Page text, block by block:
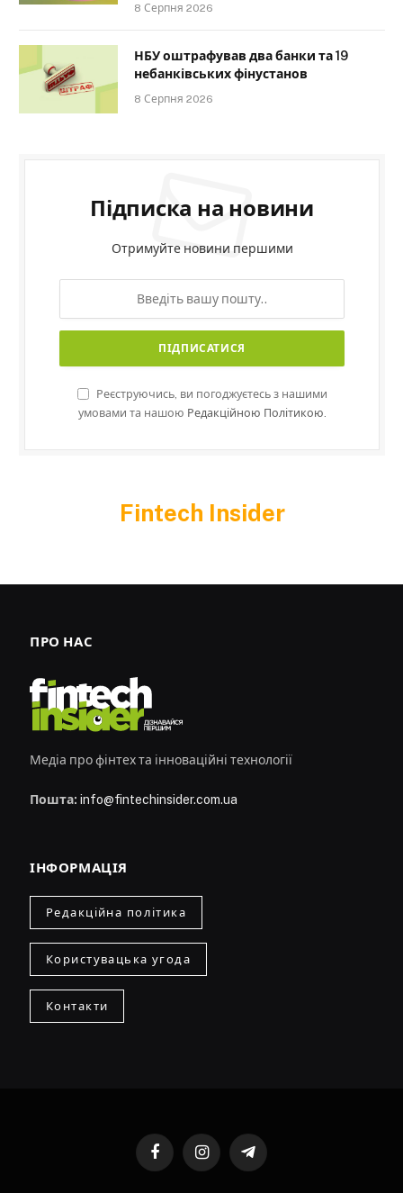
8 Серпня 2026
НБУ оштрафував два банки та 19
небанківських фінустанов
8 Серпня 2026
Підписка на новини
Отримуйте новини першими
Реєструючись, ви погоджуєтесь з нашими
умовами та нашою Редакційною Політикою.
Fintech Insider
ПРО НАС
Медіа про фінтех та інноваційні технології
Пошта: info@fintechinsider.com.ua
ІНФОРМАЦІЯ
Редакційна політика
Користувацька угода
Контакти
FacebookInstagramTelegram